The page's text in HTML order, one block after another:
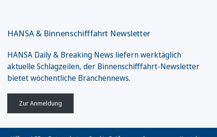
HANSA & Binnenschifffahrt Newsletter
HANSA Daily & Breaking News liefern werktäglich
aktuelle Schlagzeilen, der Binnenschifffahrt-Newsletter
bietet wöchentliche Branchennews.
Zur Anmeldung